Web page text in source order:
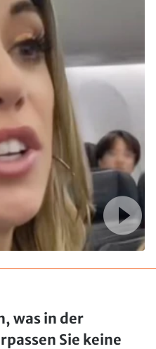
was in der
Sie keine